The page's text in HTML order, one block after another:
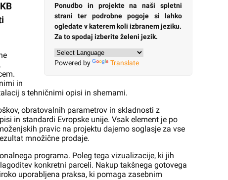
Ponudbo in projekte na naši spletni
strani ter podrobne pogoje si lahko
ogledate v katerem koli izbranem jeziku.
Za to spodaj izberite želeni jezik.
Powered by Translate
in
s tehničnimi opisi in shemami.
obratovalnih parametrov in skladnosti z
in standardi Evropske unije. Vsak element je po
pravic na projektu dajemo soglasje za vse
množične prodaje.
programa. Poleg tega vizualizacije, ki jih
konkretni parceli. Nakup takšnega gotovega
uporabljena praksa, ki pomaga zasebnim